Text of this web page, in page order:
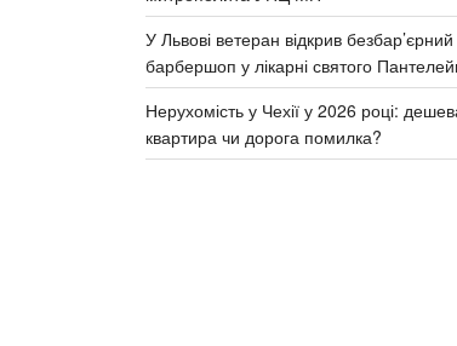
У Львові ветеран відкрив безбар’єрний
барбершоп у лікарні святого
Нерухомість у Чехії у 2026 році:
квартира чи дорога помилка?